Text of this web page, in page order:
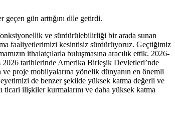
gün arttığını dile getirdi.
ve sürdürülebilirliği bir arada sunan
faaliyetlerimizi kesintisiz sürdürüyoruz. Geçtiğimiz
ithalatçılarla buluşmasına aracılık ettik. 2026-
2026 tarihlerinde Amerika Birleşik Devletleri’nde
proje mobilyalarına yönelik dünyanın en önemli
de benzer şekilde yüksek katma değerli ve
ticari ilişkiler kurmalarını ve daha yüksek katma